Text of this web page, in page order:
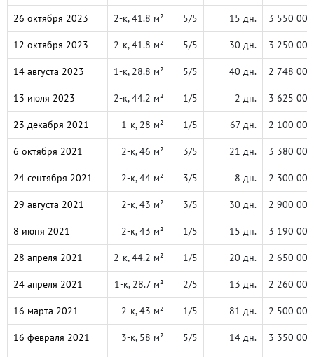
26 октября 2023 2-к, 41.8 м² 5/5 15 дн. 3 550 000
12 октября 2023 2-к, 41.8 м² 5/5 30 дн. 3 250 000
14 августа 2023 1-к, 28.8 м² 5/5 40 дн. 2 748 000
13 июля 2023 2-к, 44.2 м² 1/5 2 дн. 3 625 000
23 декабря 2021 1-к, 28 м² 1/5 67 дн. 2 100 000
6 октября 2021 2-к, 46 м² 3/5 21 дн. 3 380 000
24 сентября 2021 2-к, 44 м² 3/5 8 дн. 2 300 000
29 августа 2021 2-к, 43 м² 3/5 30 дн. 2 900 000
8 июня 2021 2-к, 43 м² 1/5 15 дн. 3 190 000
28 апреля 2021 2-к, 44.2 м² 1/5 20 дн. 2 650 000
24 апреля 2021 1-к, 28.7 м² 2/5 13 дн. 2 260 000
16 марта 2021 2-к, 43 м² 1/5 81 дн. 2 500 000
16 февраля 2021 3-к, 58 м² 5/5 14 дн. 3 350 000